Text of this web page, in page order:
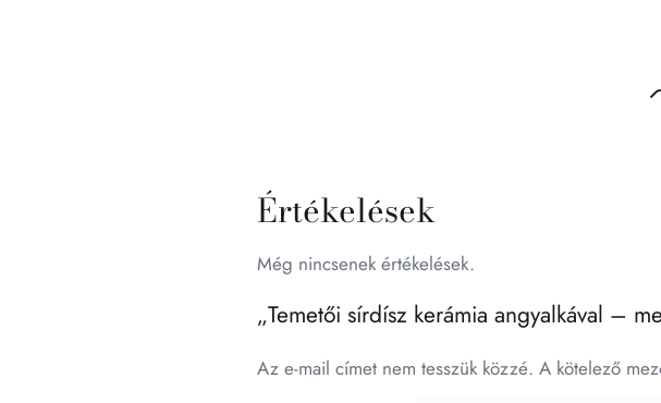
Értékelések
Még nincsenek értékelések.
„Temetői sírdísz kerámia angyalkával –
Az e-mail címet nem tesszük közzé. A kötelező